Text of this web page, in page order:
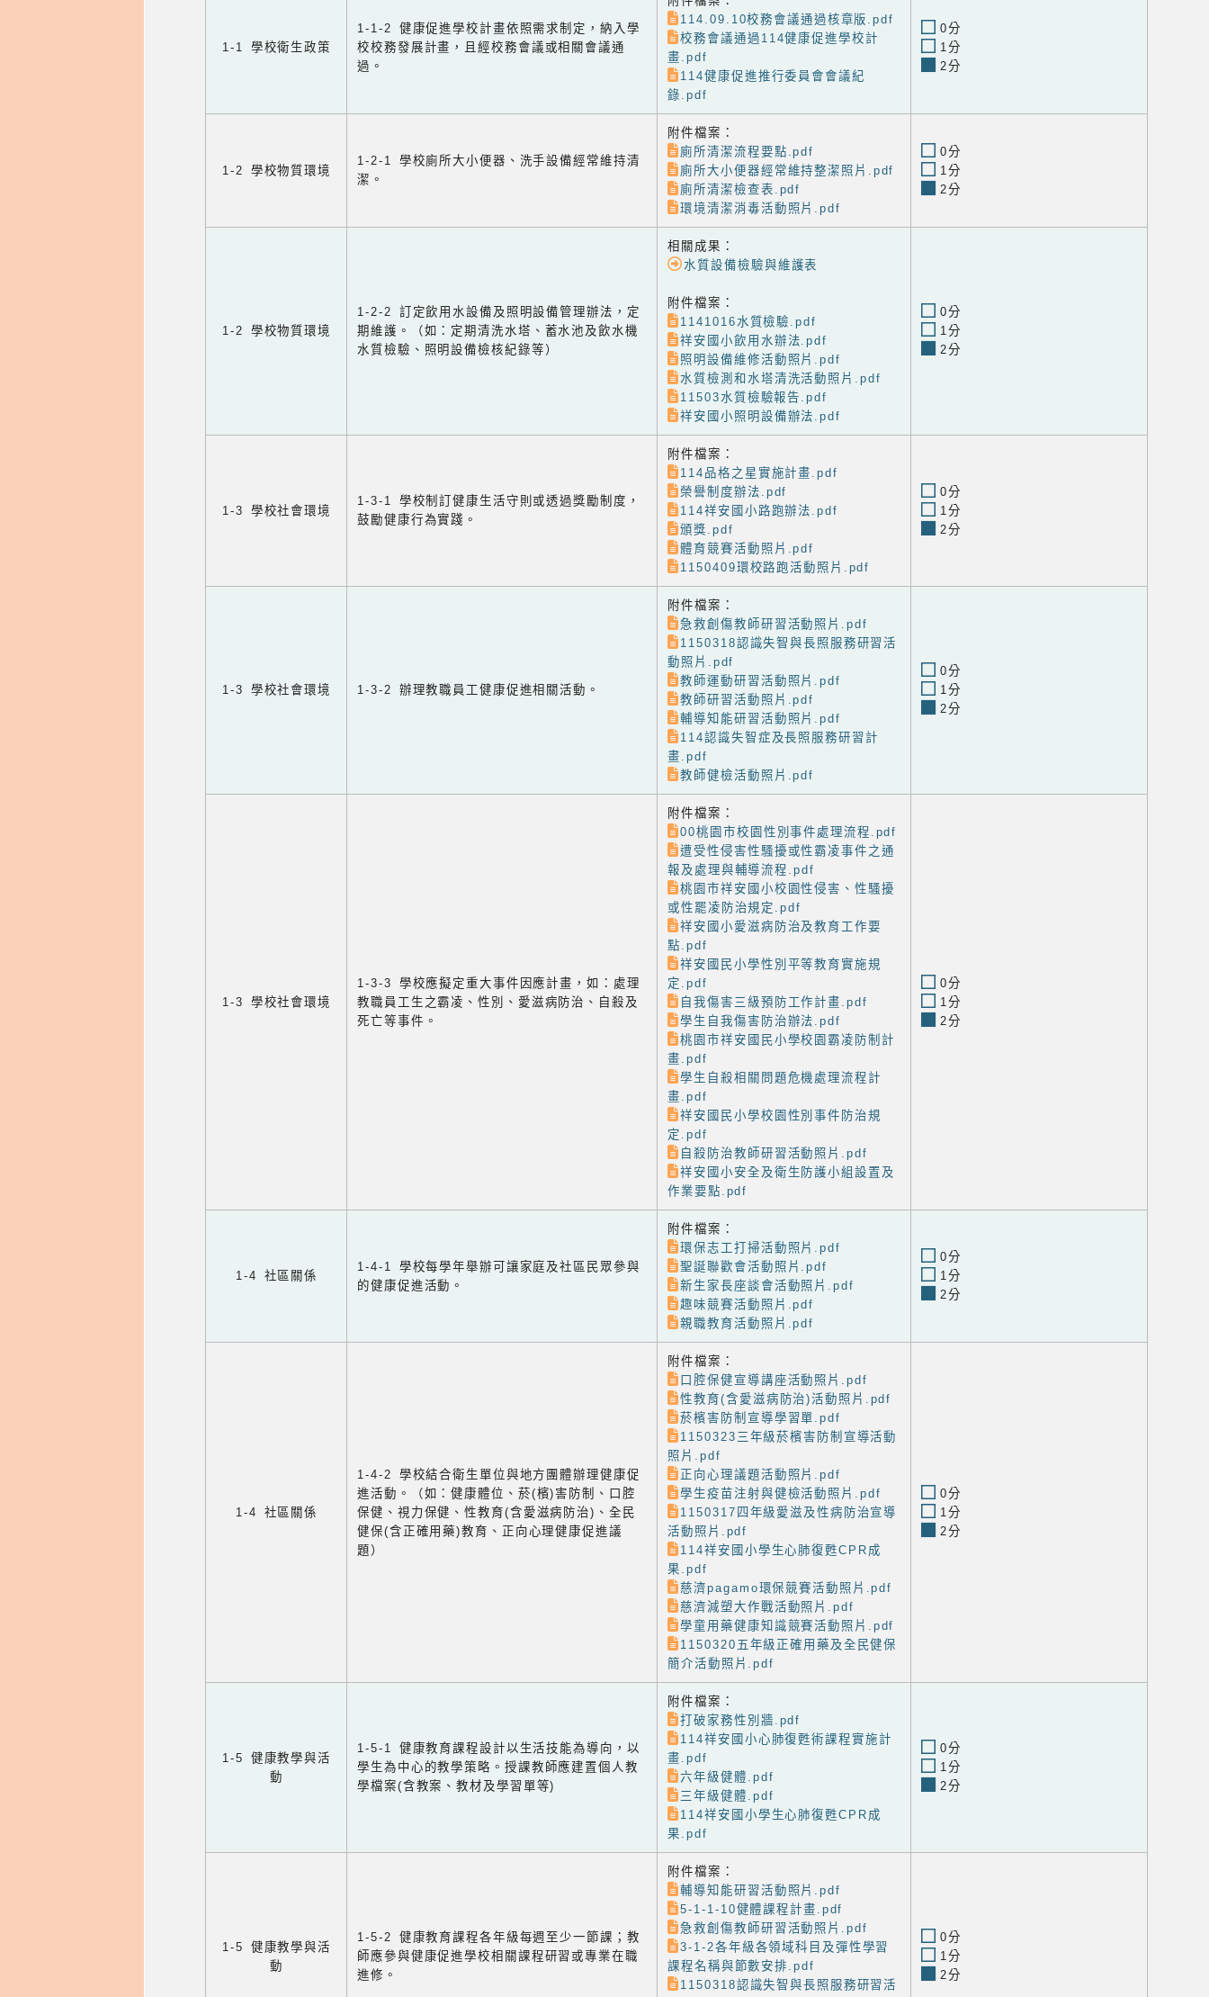
1-1 學校衛生政策
1-1-2 健康促進學校計畫依照需求制定，納入學
校校務發展計畫，且經校務會議或相關會議通
過。
114.09.10校務會議通過核章版.pdf
校務會議通過114健康促進學校計
畫.pdf
114健康促進推行委員會會議紀
錄.pdf
0分
1分
2分
1-2 學校物質環境
1-2-1 學校廁所大小便器、洗手設備經常維持清
潔。
附件檔案：
廁所清潔流程要點.pdf
廁所大小便器經常維持整潔照片.pdf
廁所清潔檢查表.pdf
環境清潔消毒活動照片.pdf
0分
1分
2分
1-2 學校物質環境
1-2-2 訂定飲用水設備及照明設備管理辦法，定
期維護。（如：定期清洗水塔、蓄水池及飲水機
水質檢驗、照明設備檢核紀錄等）
相關成果：
水質設備檢驗與維護表
附件檔案：
1141016水質檢驗.pdf
祥安國小飲用水辦法.pdf
照明設備維修活動照片.pdf
水質檢測和水塔清洗活動照片.pdf
11503水質檢驗報告.pdf
祥安國小照明設備辦法.pdf
0分
1分
2分
1-3 學校社會環境
1-3-1 學校制訂健康生活守則或透過獎勵制度，
鼓勵健康行為實踐。
附件檔案：
114品格之星實施計畫.pdf
榮譽制度辦法.pdf
114祥安國小路跑辦法.pdf
頒獎.pdf
體育競賽活動照片.pdf
1150409環校路跑活動照片.pdf
0分
1分
2分
1-3 學校社會環境 1-3-2 辦理教職員工健康促進相關活動。
附件檔案：
急救創傷教師研習活動照片.pdf
1150318認識失智與長照服務研習活
動照片.pdf
教師運動研習活動照片.pdf
教師研習活動照片.pdf
輔導知能研習活動照片.pdf
114認識失智症及長照服務研習計
畫.pdf
教師健檢活動照片.pdf
0分
1分
2分
1-3 學校社會環境
1-3-3 學校應擬定重大事件因應計畫，如：處理
教職員工生之霸凌、性別、愛滋病防治、自殺及
死亡等事件。
附件檔案：
00桃園市校園性別事件處理流程.pdf
遭受性侵害性騷擾或性霸凌事件之通
報及處理與輔導流程.pdf
桃園市祥安國小校園性侵害、性騷擾
或性罷凌防治規定.pdf
祥安國小愛滋病防治及教育工作要
點.pdf
祥安國民小學性別平等教育實施規
定.pdf
自我傷害三級預防工作計畫.pdf
學生自我傷害防治辦法.pdf
桃園市祥安國民小學校園霸凌防制計
畫.pdf
學生自殺相關問題危機處理流程計
畫.pdf
祥安國民小學校園性別事件防治規
定.pdf
自殺防治教師研習活動照片.pdf
祥安國小安全及衛生防護小組設置及
作業要點.pdf
0分
1分
2分
1-4 社區關係
1-4-1 學校每學年舉辦可讓家庭及社區民眾參與
的健康促進活動。
附件檔案：
環保志工打掃活動照片.pdf
聖誕聯歡會活動照片.pdf
新生家長座談會活動照片.pdf
趣味競賽活動照片.pdf
親職教育活動照片.pdf
0分
1分
2分
1-4 社區關係
1-4-2 學校結合衛生單位與地方團體辦理健康促
進活動。（如：健康體位、菸(檳)害防制、口腔
保健、視力保健、性教育(含愛滋病防治)、全民
健保(含正確用藥)教育、正向心理健康促進議
題）
附件檔案：
口腔保健宣導講座活動照片.pdf
性教育(含愛滋病防治)活動照片.pdf
菸檳害防制宣導學習單.pdf
1150323三年級菸檳害防制宣導活動
照片.pdf
正向心理議題活動照片.pdf
學生疫苗注射與健檢活動照片.pdf
1150317四年級愛滋及性病防治宣導
活動照片.pdf
114祥安國小學生心肺復甦CPR成
果.pdf
慈濟pagamo環保競賽活動照片.pdf
慈濟減塑大作戰活動照片.pdf
學童用藥健康知識競賽活動照片.pdf
1150320五年級正確用藥及全民健保
簡介活動照片.pdf
0分
1分
2分
1-5 健康教學與活
動
1-5-1 健康教育課程設計以生活技能為導向，以
學生為中心的教學策略。授課教師應建置個人教
學檔案(含教案、教材及學習單等)
附件檔案：
打破家務性別牆.pdf
114祥安國小心肺復甦術課程實施計
畫.pdf
六年級健體.pdf
三年級健體.pdf
114祥安國小學生心肺復甦CPR成
果.pdf
0分
1分
2分
1-5 健康教學與活
動
1-5-2 健康教育課程各年級每週至少一節課；教
師應參與健康促進學校相關課程研習或專業在職
進修。
附件檔案：
輔導知能研習活動照片.pdf
5-1-1-10健體課程計畫.pdf
急救創傷教師研習活動照片.pdf
3-1-2各年級各領域科目及彈性學習
課程名稱與節數安排.pdf
1150318認識失智與長照服務研習活
0分
1分
2分